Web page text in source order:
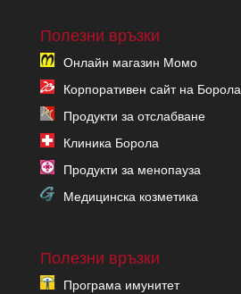
Полезни връзки
Онлайн магазин Момо
Корпоративен сайт на Борола
Продукти за отслабване
Клиника Борола
Продукти за менопауза
Медицинска козметика
Полезни връзки
Програма имунитет